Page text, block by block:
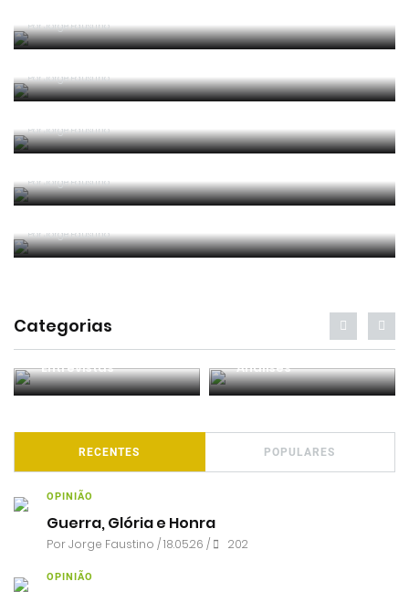
PorJorge Faustino
PorJorge Faustino
PorJorge Faustino
PorJorge Faustino
PorJorge Faustino
Categorias
Entrevistas Análises
RECENTES POPULARES
OPINIÃO
Guerra, Glória e Honra
PorJorge Faustino / 18.05.26 / 202
OPINIÃO